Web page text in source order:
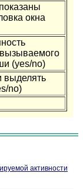
окна
(yes/no)
выделять
no)
активности